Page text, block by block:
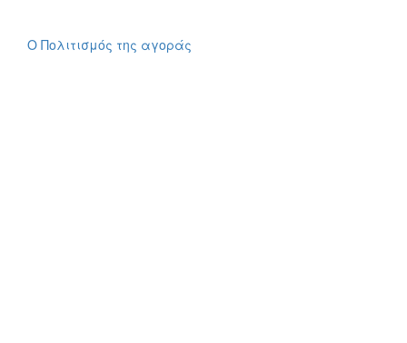
Ο Πολιτισμός της αγοράς